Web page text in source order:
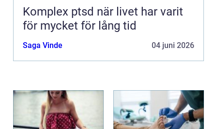
Komplex ptsd när livet har varit
för mycket för lång tid
Saga Vinde 04 juni 2026